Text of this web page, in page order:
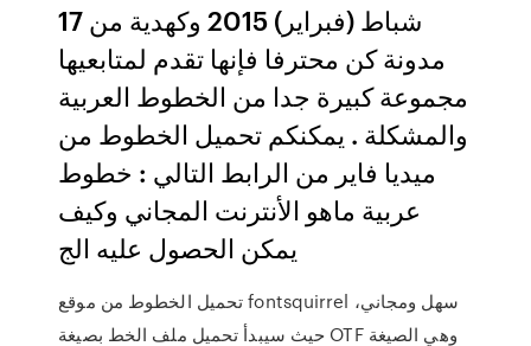
17 شباط (فبراير) 2015 وكهدية من
مدونة كن محترفا فإنها تقدم لمتابعيها
مجموعة كبيرة جدا من الخطوط العربية
والمشكلة . يمكنكم تحميل الخطوط من
ميديا فاير من الرابط التالي : خطوط
عربية ماهو الأنترنت المجاني وكيف
يمكن الحصول عليه الج
تحميل الخطوط من موقع fontsquirrel سهل ومجاني،
حيث سيبدأ تحميل ملف الخط بصيغة OTF وهي الصيغة